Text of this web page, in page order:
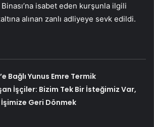
isabet eden kurşunla ilgili
alınan zanlı adliyeye sevk edildi.
Bağlı Yunus Emre Termik
İşçiler: Bizim Tek Bir İsteğimiz Var,
İşimize Geri Dönmek